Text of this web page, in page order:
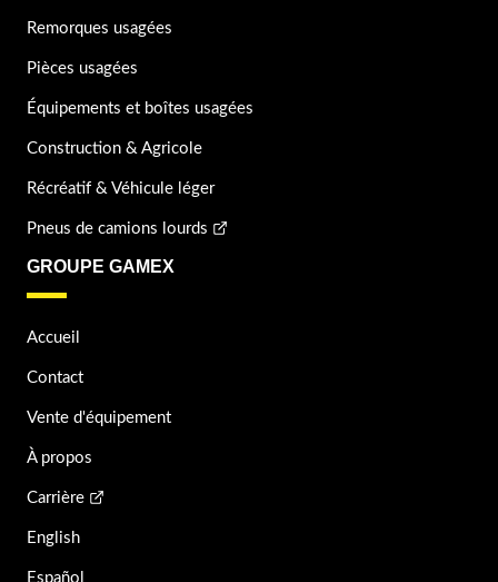
Remorques usagées
Pièces usagées
Équipements et boîtes usagées
Construction & Agricole
Récréatif & Véhicule léger
Pneus de camions lourds
GROUPE GAMEX
Accueil
Contact
Vente d'équipement
À propos
Carrière
English
Español